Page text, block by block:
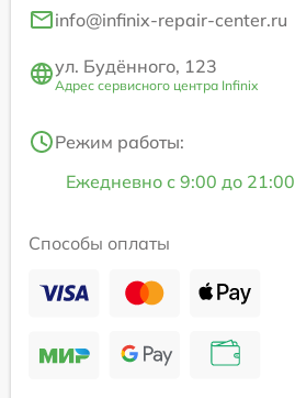
info@infinix-repair-center.ru
ул. Будённого, 123
Адрес сервисного центра Infinix
Режим работы:
Ежедневно с 9:00 до 21:00
Способы оплаты